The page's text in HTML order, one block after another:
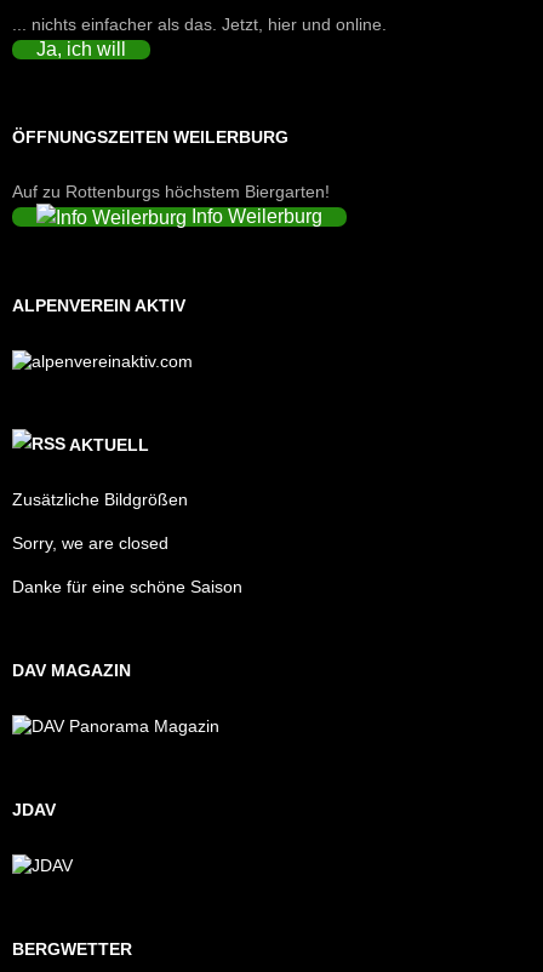
... nichts einfacher als das. Jetzt, hier und online.
Ja, ich will
ÖFFNUNGSZEITEN WEILERBURG
Auf zu Rottenburgs höchstem Biergarten!
Info Weilerburg
ALPENVEREIN AKTIV
AKTUELL
Zusätzliche Bildgrößen
Sorry, we are closed
Danke für eine schöne Saison
DAV MAGAZIN
JDAV
BERGWETTER